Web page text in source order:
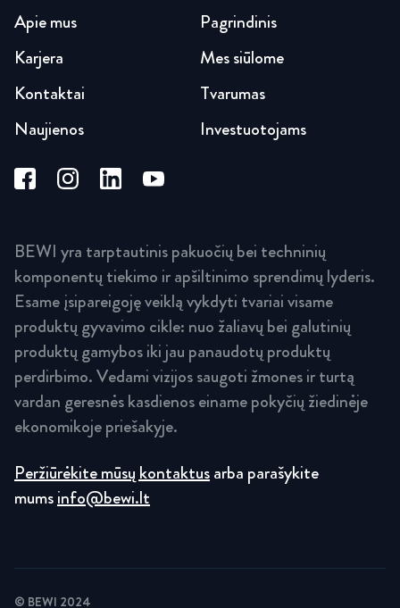
Pagrindinis
Mes siūlome
Tvarumas
Investuotojams
Karjera
Kontaktai
Naujienos
Apie mus
BEWI yra tarptautinis pakuočių bei techninių
komponentų tiekimo ir apšiltinimo sprendimų lyderis.
Esame įsipareigoję veiklą vykdyti tvariai visame
produktų gyvavimo cikle: nuo žaliavų bei galutinių
produktų gamybos iki jau panaudotų produktų
perdirbimo. Vedami vizijos saugoti žmones ir turtą
vardan geresnės kasdienos einame pokyčių žiedinėje
ekonomikoje priešakyje.
Peržiūrėkite mūsų kontaktusarba parašykite
mumsinfo@bewi.lt
© BEWI 2024